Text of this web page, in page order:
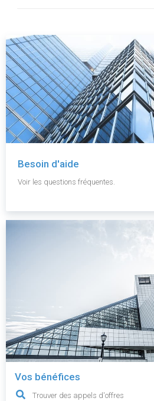
Besoin d'aide
Voir les questions fréquentes.
Vos bénéfices
Trouver des appels d'offres